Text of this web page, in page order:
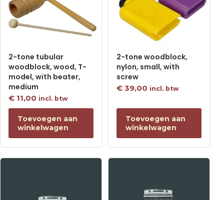
2-tone tubular
woodblock, wood, T-
model, with beater,
medium
€ 11,00 incl. btw
Toevoegen aan
winkelwagen
2-tone woodblock,
nylon, small, with
screw
€ 39,00 incl. btw
Toevoegen aan
winkelwagen